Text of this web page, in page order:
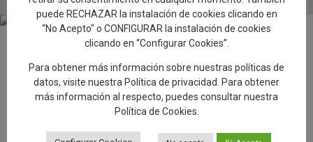
Teatro Palenque
El mayor teatro de la ciudad
Situado en la antigua iglesia de los Jesuitas. Ubicado en la zona
más alta de Talavera de la Reina, ya que los Jesuitas construían
cercanos a Dios.
puede RECHAZAR la instalación de cookies clicando en
“No Acepto" o CONFIGURAR la instalación de cookies
clicando en “Configurar Cookies”.
Para obtener más información sobre nuestras políticas de
datos, visite nuestra Política de privacidad. Para obtener
más información al respecto, puedes consultar nuestra
Política de Cookies.